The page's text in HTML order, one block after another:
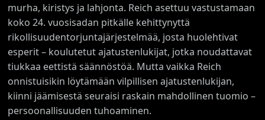
murha, kiristys ja lahjonta. Reich asettuu vastustamaan
koko 24. vuosisadan pitkälle kehittynyttä
rikollisuudentorjuntajärjestelmää, josta huolehtivat
esperit – koulutetut ajatustenlukijat, jotka noudattavat
tiukkaa eettistä säännöstöä. Mutta vaikka Reich
onnistuisikin löytämään vilpillisen ajatustenlukijan,
kiinni jäämisestä seuraisi raskain mahdollinen tuomio –
persoonallisuuden tuhoaminen.